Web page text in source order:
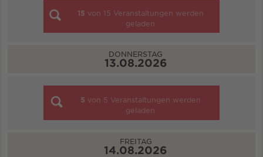
15 von 15 Veranstaltungen werden
geladen
DONNERSTAG
13.08.2026
5 von 5 Veranstaltungen werden
geladen
FREITAG
14.08.2026